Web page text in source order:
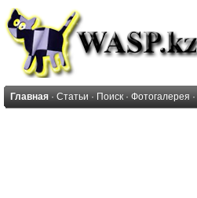
Главная · Статьи · Поиск · Фотогалерея ·